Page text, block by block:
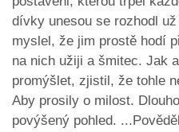
dívky unesou se rozhodl
myslel, že jim prostě hodí
na nich užiji a šmitec. Jak
promýšlet, zjistil, že tohle
Aby prosily o milost.
povýšený pohled.